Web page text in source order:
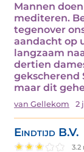
Mannen
mediteren.
tegenover
aandacht op
langzaam
dertien
gekscherend
maar dit
van Gellekom 2
Eindtijd B.V.